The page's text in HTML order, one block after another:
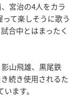
宮治の4人をカラ
て楽しそうに歌う
合中とはまったく
山飛雄、黒尾鉄
続き使用されるた
ます。